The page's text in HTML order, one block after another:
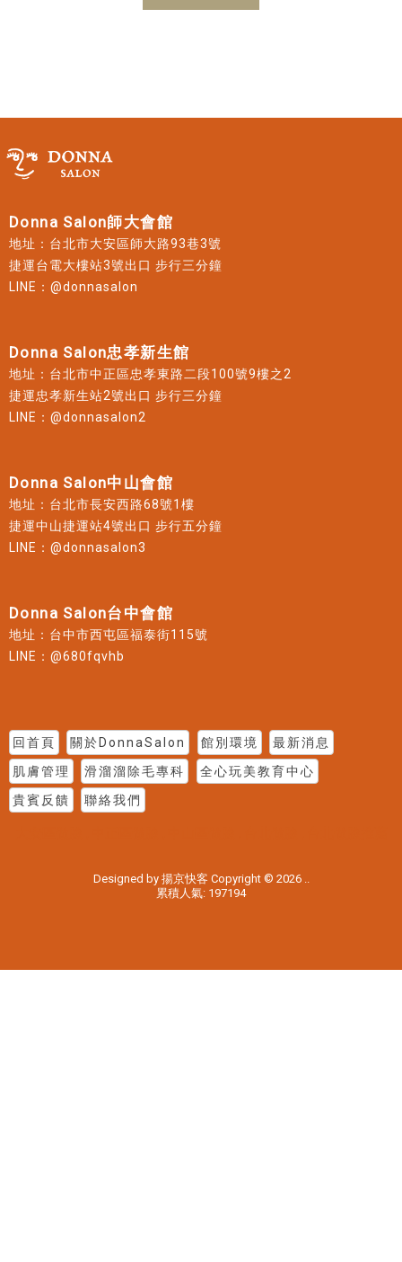
Donna Salon師大會館
地址：台北市大安區師大路93巷3號
捷運台電大樓站3號出口 步行三分鐘
LINE：@donnasalon
Donna Salon忠孝新生館
地址：台北市中正區忠孝東路二段100號9樓之2
捷運忠孝新生站2號出口 步行三分鐘
LINE：@donnasalon2
Donna Salon中山會館
地址：台北市長安西路68號1樓
捷運中山捷運站4號出口 步行五分鐘
LINE：@donnasalon3
Donna Salon台中會館
地址：台中市西屯區福泰街115號
LINE：@680fqvhb
回首頁 關於DonnaSalon 館別環境
最新消息
肌膚管理
滑溜溜除毛專科
全心玩美教育中心
貴賓反饋
聯絡我們
Designed by 揚京快客 Copyright © 2026 ..
累積人氣: 197194